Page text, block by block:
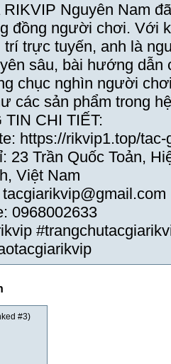
RIKVIP Nguyên Nam
đồng người chơi. Với
trực tuyến, anh là
sâu, bài hướng
chục nghìn người
các sản phẩm trong
TIN CHI TIẾT:
https://rikvip1.top/tac-
23 Trần Quốc Toản,
Việt Nam
0968002633
#3)